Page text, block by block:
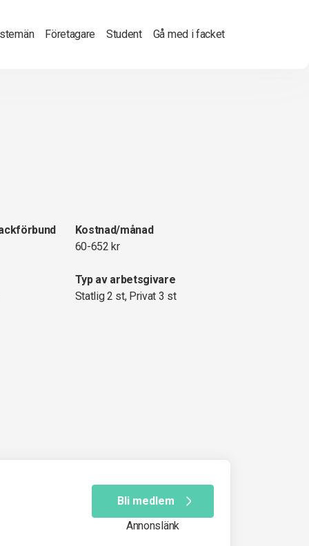
Företagare Student Gå med i facket
Kostnad/månad
60-652 kr
Typ av arbetsgivare
Statlig 2 st, Privat 3 st
Bli medlem
Annonslänk